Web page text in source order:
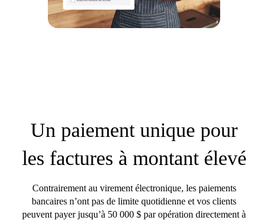
Un paiement unique pour
les factures à montant élevé
Contrairement au virement électronique, les paiements
bancaires n’ont pas de limite quotidienne et vos clients
peuvent payer jusqu’à 50 000 $ par opération directement à